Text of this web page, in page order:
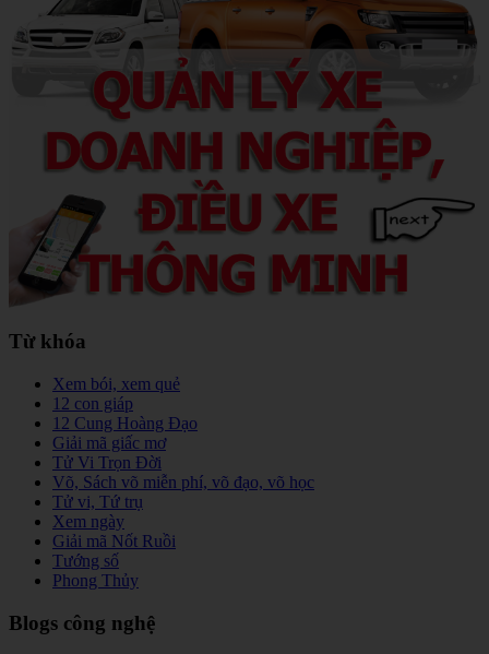
Từ khóa
Xem bói, xem quẻ
12 con giáp
12 Cung Hoàng Đạo
Giải mã giấc mơ
Tử Vi Trọn Đời
Võ, Sách võ miễn phí, võ đạo, võ học
Tử vi, Tứ trụ
Xem ngày
Giải mã Nốt Ruồi
Tướng số
Phong Thủy
Blogs công nghệ